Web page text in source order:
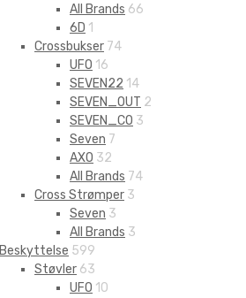
All Brands 66
6D 1
Crossbukser 74
UFO 16
SEVEN22 14
SEVEN_OUT 2
SEVEN_CO 3
Seven 7
AXO 32
All Brands 74
Cross Strømper 3
Seven 3
All Brands 3
Beskyttelse 599
Støvler 63
UFO 10